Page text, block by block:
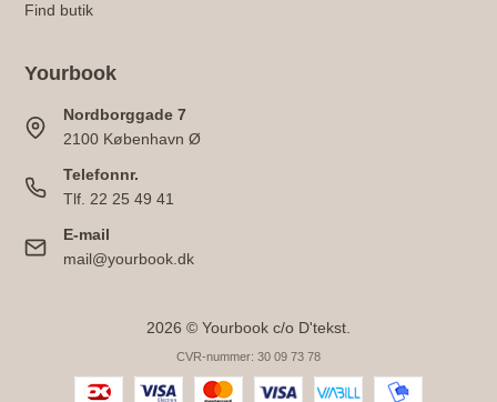
Find butik
Yourbook
Nordborggade 7
2100 København Ø
Telefonnr.
Tlf. 22 25 49 41
E-mail
mail@yourbook.dk
2026 © Yourbook c/o D'tekst.
CVR-nummer: 30 09 73 78